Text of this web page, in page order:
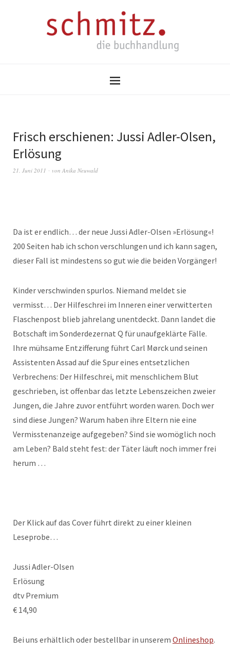
Frisch erschienen: Jussi Adler-Olsen,
Erlösung
21. Juni 2011 von Anika Neuwald
Da ist er endlich… der neue Jussi Adler-Olsen »Erlösung«!
200 Seiten hab ich schon verschlungen und ich kann sagen,
dieser Fall ist mindestens so gut wie die beiden Vorgänger!
Kinder verschwinden spurlos. Niemand meldet sie
vermisst… Der Hilfeschrei im Inneren einer verwitterten
Flaschenpost blieb jahrelang unentdeckt. Dann landet die
Botschaft im Sonderdezernat Q für unaufgeklärte Fälle.
Ihre mühsame Entzifferung führt Carl Mørck und seinen
Assistenten Assad auf die Spur eines entsetzlichen
Verbrechens: Der Hilfeschrei, mit menschlichem Blut
geschrieben, ist offenbar das letzte Lebenszeichen zweier
Jungen, die Jahre zuvor entführt worden waren. Doch wer
sind diese Jungen? Warum haben ihre Eltern nie eine
Vermisstenanzeige aufgegeben? Sind sie womöglich noch
am Leben? Bald steht fest: der Täter läuft noch immer frei
herum …
Der Klick auf das Cover führt direkt zu einer kleinen
Leseprobe…
Jussi Adler-Olsen
Erlösung
dtv Premium
€ 14,90
Bei uns erhältlich oder bestellbar in unserem Onlineshop.